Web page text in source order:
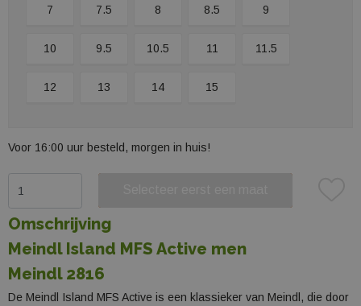
7 7.5 8 8.5 9
10 9.5 10.5 11 11.5
12 13 14 15
Voor 16:00 uur besteld, morgen in huis!
Omschrijving
Meindl Island MFS Active men
Meindl 2816
De Meindl Island MFS Active is een klassieker van Meindl, die door